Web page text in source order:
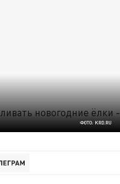
ФОТО: KRD.RU